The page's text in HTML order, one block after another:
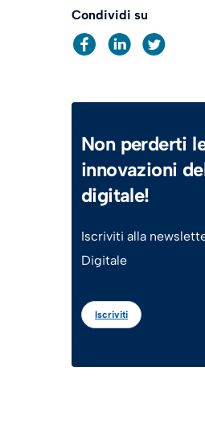
Condividi su
Non perderti
innovazioni
digitale!
Iscriviti alla
Digitale
Iscriviti